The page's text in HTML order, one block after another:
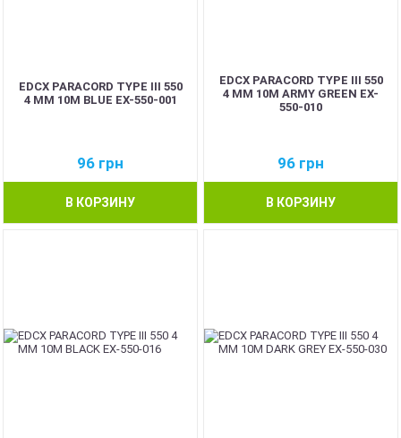
EDCX PARACORD TYPE III 550
4 ММ 10М BLUE EX-550-001
96 грн
В КОРЗИНУ
EDCX PARACORD TYPE III 550
4 ММ 10М ARMY GREEN EX-
550-010
96 грн
В КОРЗИНУ